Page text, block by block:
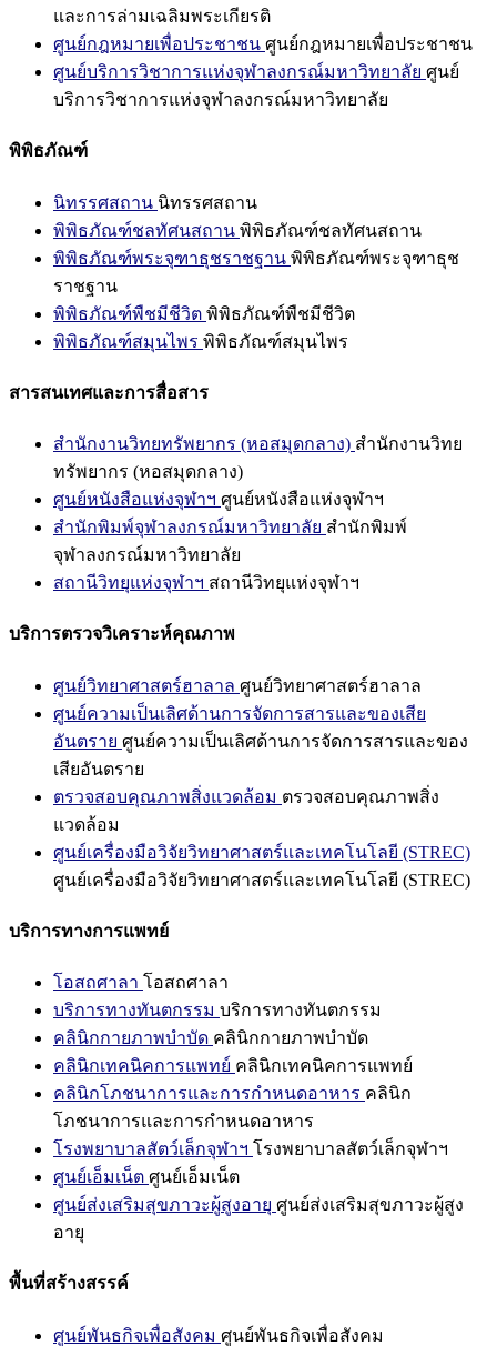
และการล่ามเฉลิมพระเกียรติ
ศูนย์กฎหมายเพื่อประชาชน ศูนย์กฎหมายเพื่อประชาชน
ศูนย์บริการวิชาการแห่งจุฬาลงกรณ์มหาวิทยาลัย ศูนย์
บริการวิชาการแห่งจุฬาลงกรณ์มหาวิทยาลัย
พิพิธภัณฑ์
นิทรรศสถาน นิทรรศสถาน
พิพิธภัณฑ์ชลทัศนสถาน พิพิธภัณฑ์ชลทัศนสถาน
พิพิธภัณฑ์พระจุฑาธุชราชฐาน พิพิธภัณฑ์พระจุฑาธุช
ราชฐาน
พิพิธภัณฑ์พืชมีชีวิต พิพิธภัณฑ์พืชมีชีวิต
พิพิธภัณฑ์สมุนไพร พิพิธภัณฑ์สมุนไพร
สารสนเทศและการสื่อสาร
สำนักงานวิทยทรัพยากร (หอสมุดกลาง) สำนักงานวิทย
ทรัพยากร (หอสมุดกลาง)
ศูนย์หนังสือแห่งจุฬาฯ ศูนย์หนังสือแห่งจุฬาฯ
สำนักพิมพ์จุฬาลงกรณ์มหาวิทยาลัย สำนักพิมพ์
จุฬาลงกรณ์มหาวิทยาลัย
สถานีวิทยุแห่งจุฬาฯ สถานีวิทยุแห่งจุฬาฯ
บริการตรวจวิเคราะห์คุณภาพ
ศูนย์วิทยาศาสตร์ฮาลาล ศูนย์วิทยาศาสตร์ฮาลาล
ศูนย์ความเป็นเลิศด้านการจัดการสารและของเสีย
อันตราย ศูนย์ความเป็นเลิศด้านการจัดการสารและของ
เสียอันตราย
ตรวจสอบคุณภาพสิ่งแวดล้อม ตรวจสอบคุณภาพสิ่ง
แวดล้อม
ศูนย์เครื่องมือวิจัยวิทยาศาสตร์และเทคโนโลยี (STREC)
ศูนย์เครื่องมือวิจัยวิทยาศาสตร์และเทคโนโลยี (STREC)
บริการทางการแพทย์
โอสถศาลา โอสถศาลา
บริการทางทันตกรรม บริการทางทันตกรรม
คลินิกกายภาพบำบัด คลินิกกายภาพบำบัด
คลินิกเทคนิคการแพทย์ คลินิกเทคนิคการแพทย์
คลินิกโภชนาการและการกำหนดอาหาร คลินิก
โภชนาการและการกำหนดอาหาร
โรงพยาบาลสัตว์เล็กจุฬาฯ โรงพยาบาลสัตว์เล็กจุฬาฯ
ศูนย์เอ็มเน็ต ศูนย์เอ็มเน็ต
ศูนย์ส่งเสริมสุขภาวะผู้สูงอายุ ศูนย์ส่งเสริมสุขภาวะผู้สูง
อายุ
พื้นที่สร้างสรรค์
ศูนย์พันธกิจเพื่อสังคม ศูนย์พันธกิจเพื่อสังคม